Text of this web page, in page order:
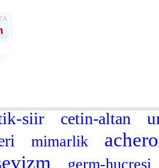
siir cetin-altan
mimarlik
germ-hucresi